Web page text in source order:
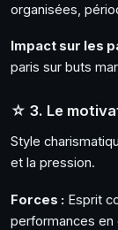
organisées,
Impact sur les
paris sur buts
☆ 3. Le
Style
et la pression.
Forces : Esprit
performances en